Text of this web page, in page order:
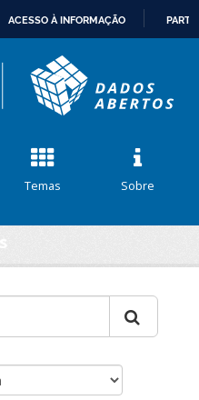
CONTEÚDO
ACESSO À INFORMAÇÃO
Temas Sobre